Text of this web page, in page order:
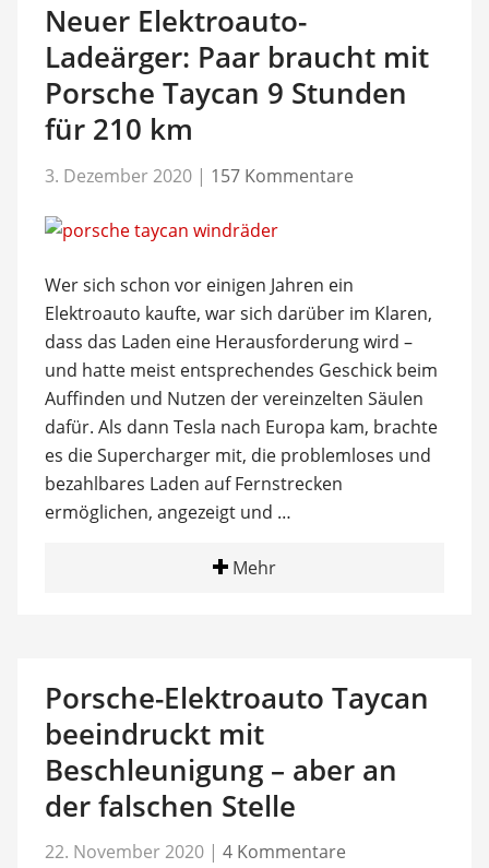
Neuer Elektroauto-
Ladeärger: Paar braucht mit
Porsche Taycan 9 Stunden
für 210 km
3. Dezember 2020 | 157 Kommentare
Wer sich schon vor einigen Jahren ein
Elektroauto kaufte, war sich darüber im Klaren,
dass das Laden eine Herausforderung wird –
und hatte meist entsprechendes Geschick beim
Auffinden und Nutzen der vereinzelten Säulen
dafür. Als dann Tesla nach Europa kam, brachte
es die Supercharger mit, die problemloses und
bezahlbares Laden auf Fernstrecken
ermöglichen, angezeigt und …
Mehr
Porsche-Elektroauto Taycan
beeindruckt mit
Beschleunigung – aber an
der falschen Stelle
22. November 2020 | 4 Kommentare